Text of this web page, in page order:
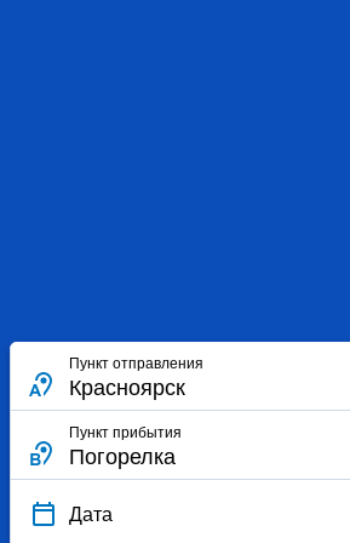
Пункт отправления
Пункт прибытия
Дата